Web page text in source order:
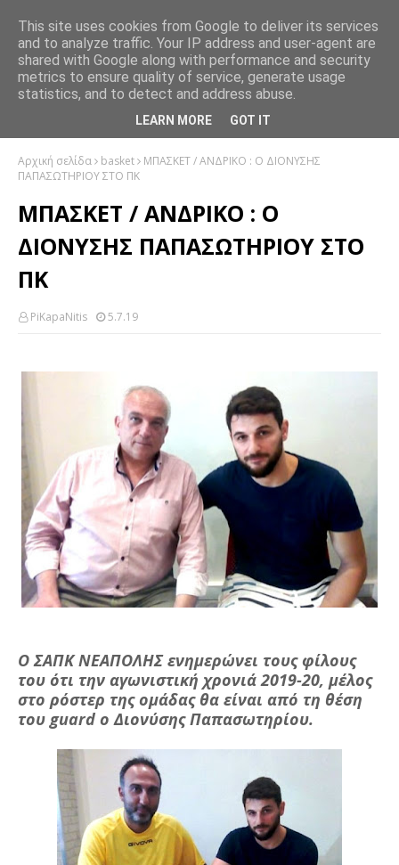
Αρχική σελίδα basket
ΜΠΑΣΚΕΤ / ΑΝΔΡΙΚΟ : Ο ΔΙΟΝΥΣΗΣ
ΠΑΠΑΣΩΤΗΡΙΟΥ ΣΤΟ ΠΚ
ΜΠΑΣΚΕΤ / ΑΝΔΡΙΚΟ : Ο
ΔΙΟΝΥΣΗΣ ΠΑΠΑΣΩΤΗΡΙΟΥ ΣΤΟ
ΠΚ
PiKapaNitis 5.7.19
Ο ΣΑΠΚ ΝΕΑΠΟΛΗΣ ενημερώνει τους φίλους
του ότι την αγωνιστική χρονιά 2019-20, μέλος
στο ρόστερ της ομάδας θα είναι από τη θέση
του guard ο Διονύσης Παπασωτηρίου.
This site uses cookies from Google to deliver its services
and to analyze traffic. Your IP address and user-agent are
shared with Google along with performance and security
metrics to ensure quality of service, generate usage
statistics, and to detect and address abuse.
LEARN MORE GOT IT